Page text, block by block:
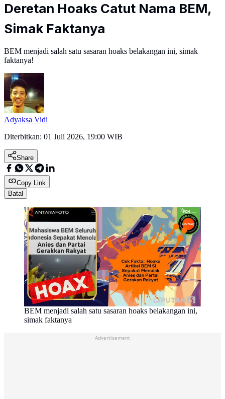
Deretan Hoaks Catut Nama BEM,
Simak Faktanya
BEM menjadi salah satu sasaran hoaks belakangan ini, simak
faktanya!
Adyaksa Vidi
Diterbitkan: 01 Juli 2026, 19:00 WIB
Share
Copy Link
Batal
BEM menjadi salah satu sasaran hoaks belakangan ini,
simak faktanya
Advertisement